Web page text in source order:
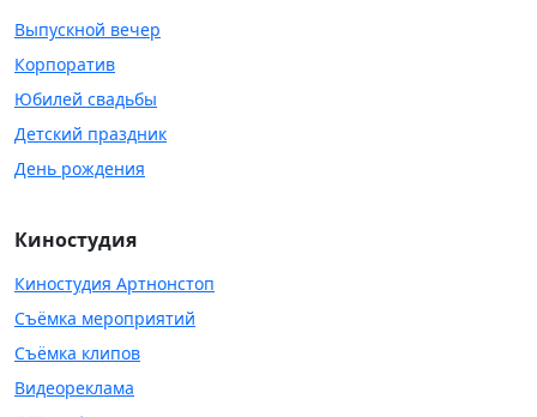
Выпускной вечер
Корпоратив
Юбилей свадьбы
Детский праздник
День рождения
Киностудия
Киностудия Артнонстоп
Съёмка мероприятий
Съёмка клипов
Видеореклама